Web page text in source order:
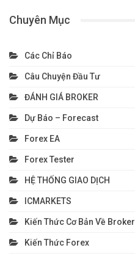
Chuyên Mục
Các Chỉ Báo
Câu Chuyện Đầu Tư
ĐÁNH GIÁ BROKER
Dự Báo – Forecast
Forex EA
Forex Tester
HỆ THỐNG GIAO DỊCH
ICMARKETS
Kiến Thức Cơ Bản Về Broker
Kiến Thức Forex